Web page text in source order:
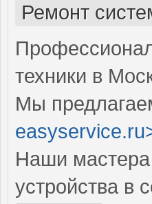
Ремонт
техники в
Мы
Наши мастера
устройства в